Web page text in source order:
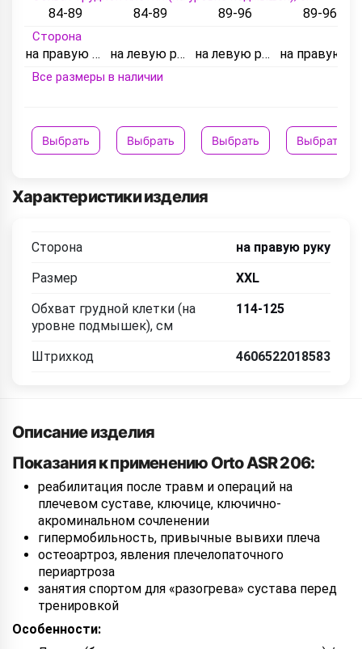
Сторона
Все размеры в наличии
84-89
на правую руку
Выбрать
84-89
на левую руку
Выбрать
89-96
на левую руку
Выбрать
89-96
Выбрать
Характеристики изделия
Сторона
на правую руку
Размер
XXL
Обхват грудной клетки (на
уровне подмышек), см
114-125
Штрихкод 4606522018583
Описание изделия
Показания к применению Orto ASR 206:
реабилитация после травм и операций на
плечевом суставе, ключице, ключично-
акроминальном сочленении
гипермобильность, привычные вывихи плеча
остеоартроз, явления плечелопаточного
периартроза
занятия спортом для «разогрева» сустава перед
тренировкой
Особенности: